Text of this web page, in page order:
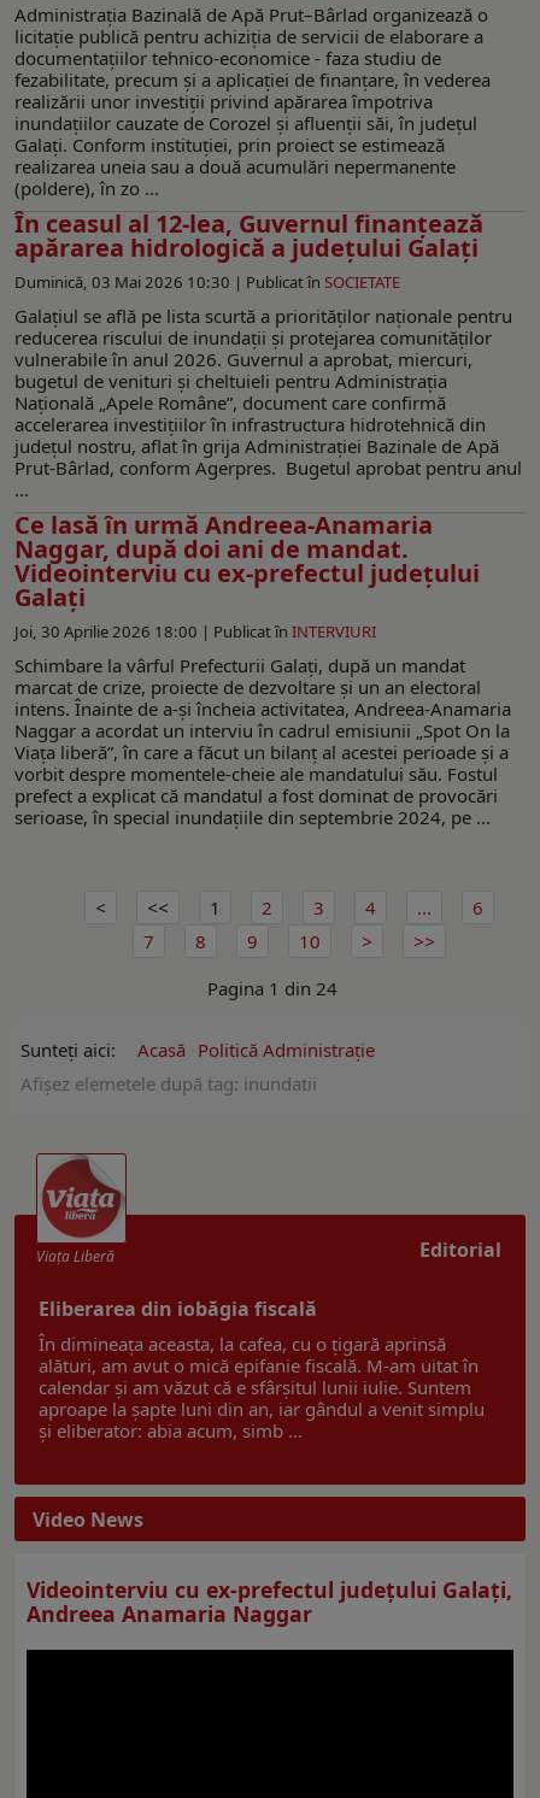
Administrația Bazinală de Apă Prut–Bârlad organizează o
licitație publică pentru achiziția de servicii de elaborare a
documentațiilor tehnico-economice - faza studiu de
fezabilitate, precum și a aplicației de finanțare, în vederea
realizării unor investiții privind apărarea împotriva
inundațiilor cauzate de Corozel și afluenții săi, în județul
Galați. Conform instituției, prin proiect se estimează
realizarea uneia sau a două acumulări nepermanente
(poldere), în zo ...
În ceasul al 12-lea, Guvernul finanțează
apărarea hidrologică a județului Galați
Duminică, 03 Mai 2026 10:30 | Publicat în SOCIETATE
Galațiul se află pe lista scurtă a priorităților naționale pentru
reducerea riscului de inundații și protejarea comunităților
vulnerabile în anul 2026. Guvernul a aprobat, miercuri,
bugetul de venituri și cheltuieli pentru Administrația
Națională „Apele Române”, document care confirmă
accelerarea investițiilor în infrastructura hidrotehnică din
județul nostru, aflat în grija Administrației Bazinale de Apă
Prut-Bârlad, conform Agerpres. Bugetul aprobat pentru anul
...
Ce lasă în urmă Andreea-Anamaria
Naggar, după doi ani de mandat.
Videointerviu cu ex-prefectul judeţului
Galaţi
Joi, 30 Aprilie 2026 18:00 | Publicat în INTERVIURI
Schimbare la vârful Prefecturii Galați, după un mandat
marcat de crize, proiecte de dezvoltare și un an electoral
intens. Înainte de a-și încheia activitatea, Andreea-Anamaria
Naggar a acordat un interviu în cadrul emisiunii „Spot On la
Viaţa liberă”, în care a făcut un bilanț al acestei perioade și a
vorbit despre momentele-cheie ale mandatului său. Fostul
prefect a explicat că mandatul a fost dominat de provocări
serioase, în special inundațiile din septembrie 2024, pe ...
1 2 3 4 ...
6
7
8 9
10
Pagina 1 din 24
Sunteți aici: Acasă Politică Administrație
Afişez elemetele după tag: inundatii
Editorial
Viaţa Liberă
Eliberarea din iobăgia fiscală
În dimineața aceasta, la cafea, cu o țigară aprinsă
alături, am avut o mică epifanie fiscală. M-am uitat în
calendar și am văzut că e sfârșitul lunii iulie. Suntem
aproape la șapte luni din an, iar gândul a venit simplu
și eliberator: abia acum, simb ...
Video News
Videointerviu cu ex-prefectul judeţului Galaţi,
Andreea Anamaria Naggar